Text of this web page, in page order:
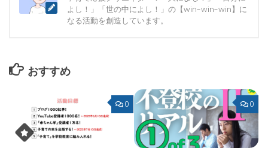
よし！」「世の中によし！」の【win-win-win】に
なる活動を創造しています。
おすすめ
0 0